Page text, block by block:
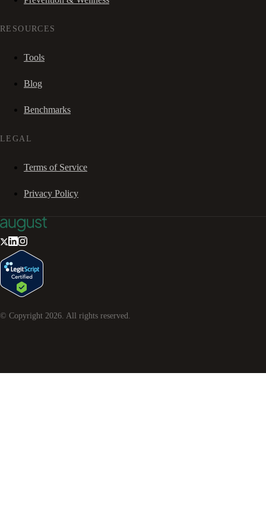
RESOURCES
Tools
Blog
Benchmarks
LEGAL
Terms of Service
Privacy Policy
© Copyright 2026. All rights reserved.